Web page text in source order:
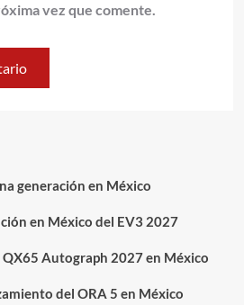
vez que comente.
generación en México
en México del EV3 2027
Autograph 2027 en México
del ORA 5 en México